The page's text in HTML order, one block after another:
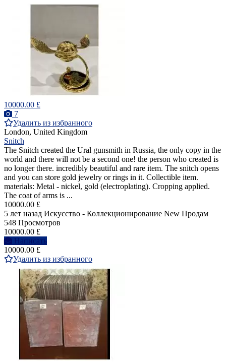
10000.00 £
7
Удалить из избранного
London, United Kingdom
Snitch
The Snitch created the Ural gunsmith in Russia, the only copy in the
world and there will not be a second one! the person who created is
no longer there. incredibly beautiful and rare item. The snitch opens
and you can store gold jewelry or rings in it. Collectible item.
materials: Metal - nickel, gold (electroplating). Cropping applied.
The coat of arms is ...
10000.00 £
5 лет назад Искусство - Коллекционирование New Продам
548 Просмотров
10000.00 £
Написать
10000.00 £
Удалить из избранного